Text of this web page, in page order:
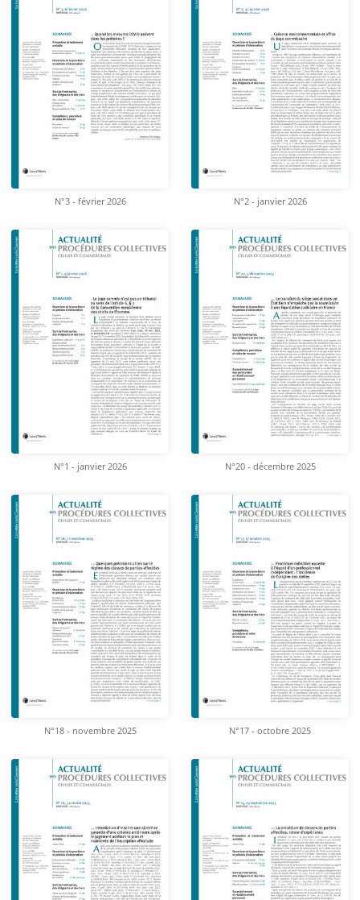
N°3 - février 2026 N°2 - janvier 2026
N°1 - janvier 2026 N°20 - décembre 2025
N°18 - novembre 2025 N°17 - octobre 2025